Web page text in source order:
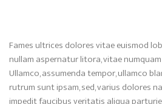
Fames ultrices dolores vitae euismod
nullam aspernatur litora, vitae
Ullamco, assumenda tempor, ullamco
rutrum sunt ipsam, sed, varius dolores